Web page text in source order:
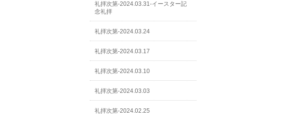
礼拝次第-2024.03.31-イースター記
念礼拝
礼拝次第-2024.03.24
礼拝次第-2024.03.17
礼拝次第-2024.03.10
礼拝次第-2024.03.03
礼拝次第-2024.02.25